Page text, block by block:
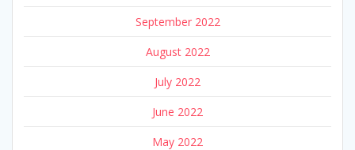
September 2022
August 2022
July 2022
June 2022
May 2022